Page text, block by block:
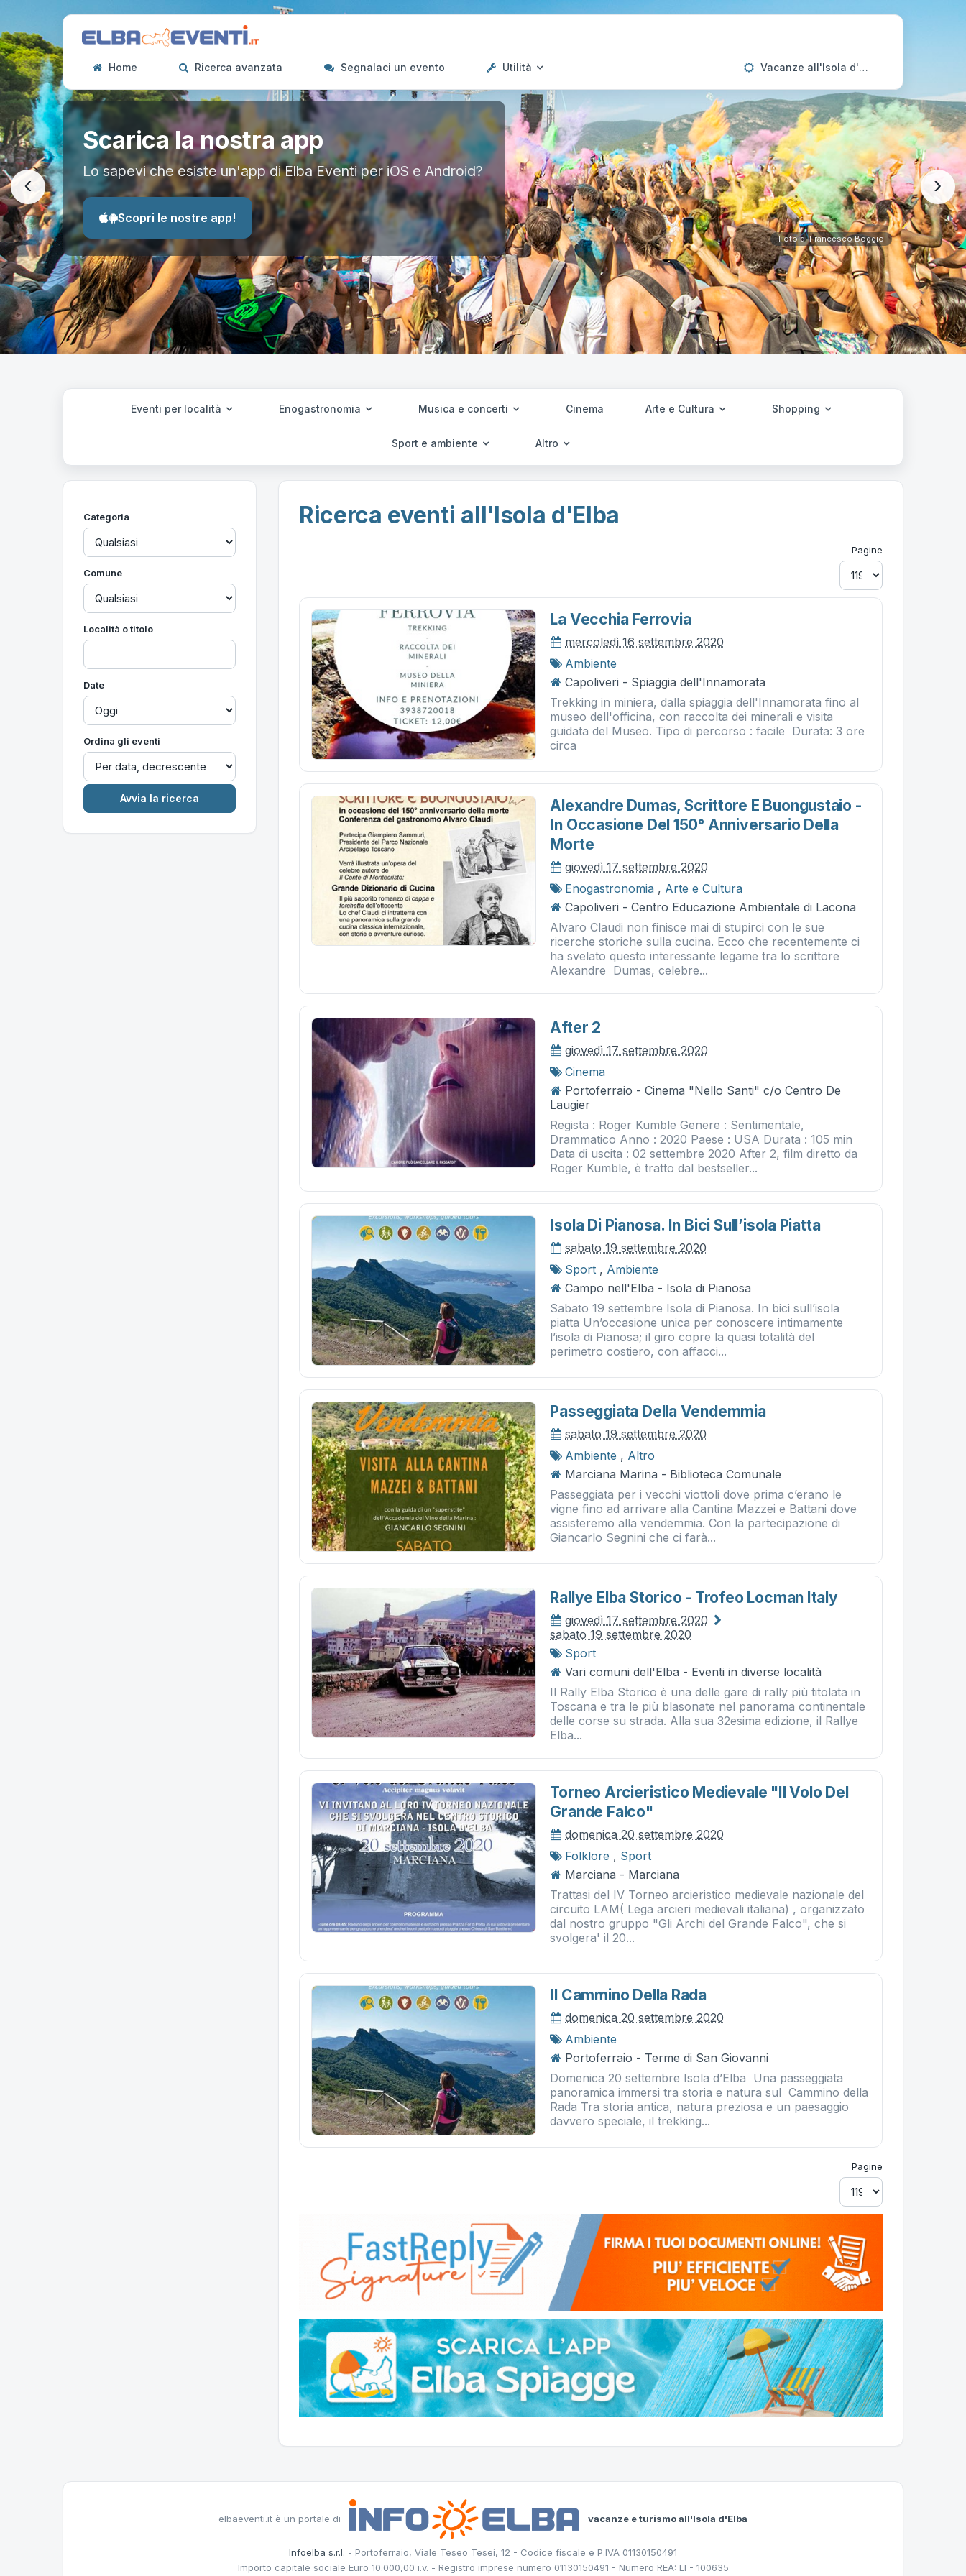
Home Ricerca avanzata Segnalaci un evento Utilità Vacanze all'Isola d'Elba
Scarica la nostra app
Lo sapevi che esiste un'app di Elba Eventi per iOS e Android?
Scopri le nostre app!
Foto di Francesco Boggio
‹ ›
Eventi per località Enogastronomia Musica e concerti Cinema Arte e Cultura Shopping
Sport e ambiente Altro
Categoria
Comune
Località o titolo
Date
Ordina gli eventi
Ricerca eventi all'Isola d'Elba
Pagine
La Vecchia Ferrovia
mercoledì 16 settembre 2020
Ambiente
Capoliveri - Spiaggia dell'Innamorata
Trekking in miniera, dalla spiaggia dell'Innamorata fino al
museo dell'officina, con raccolta dei minerali e visita
guidata del Museo. Tipo di percorso : facile Durata: 3 ore
circa
Alexandre Dumas, Scrittore E Buongustaio -
In Occasione Del 150° Anniversario Della
Morte
giovedì 17 settembre 2020
Enogastronomia , Arte e Cultura
Capoliveri - Centro Educazione Ambientale di Lacona
Alvaro Claudi non finisce mai di stupirci con le sue
ricerche storiche sulla cucina. Ecco che recentemente ci
ha svelato questo interessante legame tra lo scrittore
Alexandre Dumas, celebre...
After 2
giovedì 17 settembre 2020
Cinema
Portoferraio - Cinema "Nello Santi" c/o Centro De
Laugier
Regista : Roger Kumble Genere : Sentimentale,
Drammatico Anno : 2020 Paese : USA Durata : 105 min
Data di uscita : 02 settembre 2020 After 2, film diretto da
Roger Kumble, è tratto dal bestseller...
Isola Di Pianosa. In Bici Sull’isola Piatta
sabato 19 settembre 2020
Sport , Ambiente
Campo nell'Elba - Isola di Pianosa
Sabato 19 settembre Isola di Pianosa. In bici sull’isola
piatta Un’occasione unica per conoscere intimamente
l’isola di Pianosa; il giro copre la quasi totalità del
perimetro costiero, con affacci...
Passeggiata Della Vendemmia
sabato 19 settembre 2020
Ambiente , Altro
Marciana Marina - Biblioteca Comunale
Passeggiata per i vecchi viottoli dove prima c’erano le
vigne fino ad arrivare alla Cantina Mazzei e Battani dove
assisteremo alla vendemmia. Con la partecipazione di
Giancarlo Segnini che ci farà...
Rallye Elba Storico - Trofeo Locman Italy
giovedì 17 settembre 2020
sabato 19 settembre 2020
Sport
Vari comuni dell'Elba - Eventi in diverse località
Il Rally Elba Storico è una delle gare di rally più titolata in
Toscana e tra le più blasonate nel panorama continentale
delle corse su strada. Alla sua 32esima edizione, il Rallye
Elba...
Torneo Arcieristico Medievale "il Volo Del
Grande Falco"
domenica 20 settembre 2020
Folklore , Sport
Marciana - Marciana
Trattasi del IV Torneo arcieristico medievale nazionale del
circuito LAM( Lega arcieri medievali italiana) , organizzato
dal nostro gruppo "Gli Archi del Grande Falco", che si
svolgera' il 20...
Il Cammino Della Rada
domenica 20 settembre 2020
Ambiente
Portoferraio - Terme di San Giovanni
Domenica 20 settembre Isola d’Elba Una passeggiata
panoramica immersi tra storia e natura sul Cammino della
Rada Tra storia antica, natura preziosa e un paesaggio
davvero speciale, il trekking...
Pagine
elbaeventi.it è un portale di vacanze e turismo all'Isola d'Elba
Infoelba s.r.l. - Portoferraio, Viale Teseo Tesei, 12 - Codice fiscale e P.IVA 01130150491
Importo capitale sociale Euro 10.000,00 i.v. - Registro imprese numero 01130150491 - Numero REA: LI - 100635